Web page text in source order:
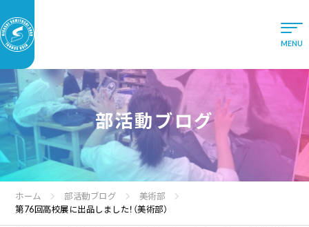
部活動ブログ
ホーム 部活動ブログ
美術部
第76回高校展に出品しました！（美術部）